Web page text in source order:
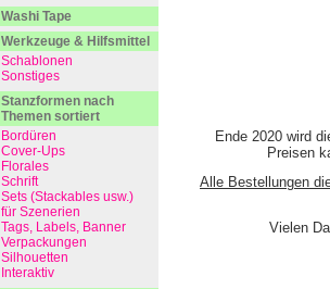
Ende 2020 wird
Preisen
Alle Bestellungen
Vielen
Washi Tape
Werkzeuge & Hilfsmittel
Schablonen
Sonstiges
Stanzformen nach
Themen sortiert
Bordüren
Cover-Ups
Florales
Schrift
Sets (Stackables usw.)
für Szenerien
Tags, Labels, Banner
Verpackungen
Silhouetten
Interaktiv